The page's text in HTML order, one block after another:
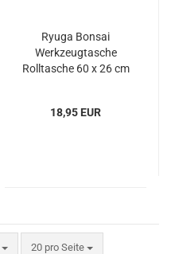
Ryuga Bonsai
Werkzeugtasche
Rolltasche 60 x 26 cm
18,95 EUR
20 pro Seite
pro Seite